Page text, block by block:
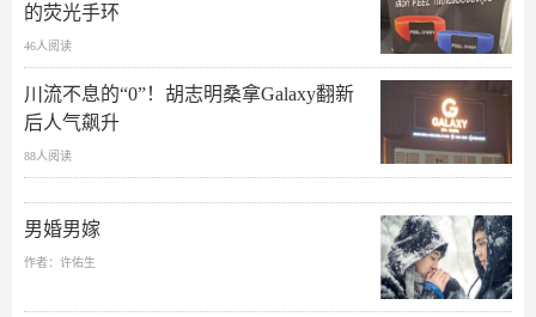
的荧光手环
46人阅读
川流不息的“0”！胡志明桑拿Galaxy翻新
后人气飙升
88人阅读
男婚男嫁
作者：许佑生